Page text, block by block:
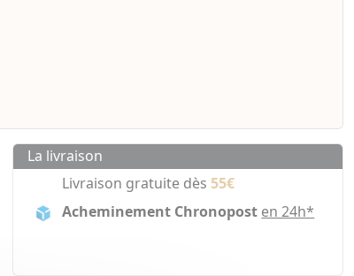
La livraison
Livraison gratuite dès 55€
Acheminement Chronopost en 24h*